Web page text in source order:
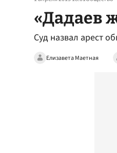
«Дадаев
Суд назвал арест
Елизавета Маетная